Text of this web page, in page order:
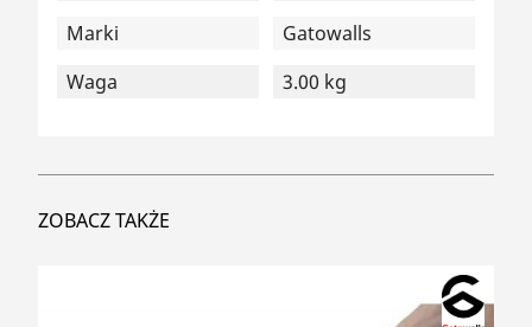
Marki
Gatowalls
Waga
3.00 kg
ZOBACZ TAKŻE